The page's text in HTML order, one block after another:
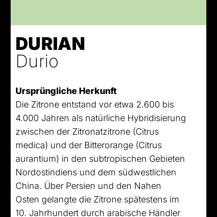
DURIAN
Durio
Ursprüngliche Herkunft
Die Zitrone entstand vor etwa 2.600 bis
4.000 Jahren als natürliche Hybridisierung
zwischen der Zitronatzitrone (Citrus
medica) und der Bitterorange (Citrus
aurantium) in den subtropischen Gebieten
Nordostindiens und dem südwestlichen
China. Über Persien und den Nahen
Osten gelangte die Zitrone spätestens im
10. Jahrhundert durch arabische Händler